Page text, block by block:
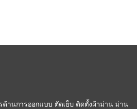
ด้านการออกแบบ ตัดเย็บ ติดตั้งผ้าม่าน ม่าน